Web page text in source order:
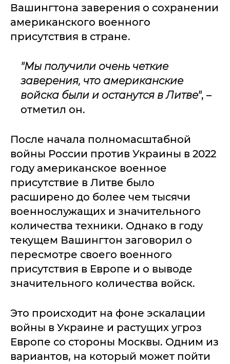
Вашингтона заверения о сохранении
американского военного
присутствия в стране.
"Мы получили очень четкие
заверения, что американские
войска были и останутся в Литве", –
отметил он.
После начала полномасштабной
войны России против Украины в 2022
году американское военное
присутствие в Литве было
расширено до более чем тысячи
военнослужащих и значительного
количества техники. Однако в году
текущем Вашингтон заговорил о
пересмотре своего военного
присутствия в Европе и о выводе
значительного количества войск.
Это происходит на фоне эскалации
войны в Украине и растущих угроз
Европе со стороны Москвы. Одним из
вариантов, на который может пойти